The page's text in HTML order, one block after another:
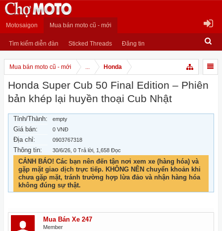
Motosaigon Mua bán moto cũ - mới
Tìm kiếm diễn đàn Sticked Threads Đăng tin
Mua bán moto cũ - mới ... Honda
Honda Super Cub 50 Final Edition – Phiên
bản khép lại huyền thoại Cub Nhật
Tỉnh/Thành: empty
Giá bán: 0 VNĐ
Địa chỉ: 0903767318
Thông tin: 30/6/26 , 0 Trả lời, 1,658 Đọc
CẢNH BÁO! Các bạn nên đến tận nơi xem xe (hàng hóa) và
gặp mặt giao dịch trực tiếp. KHÔNG NÊN chuyển khoản khi
chưa gặp mặt, tránh trường hợp lừa đảo và nhận hàng hóa
không đúng sự thật.
Mua Bán Xe 247
Member